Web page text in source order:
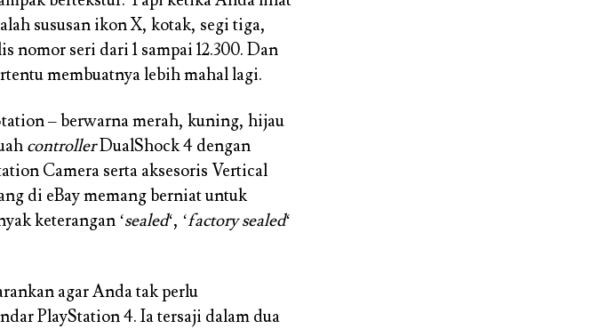
sususan ikon X, kotak, segi tiga,
seri dari 1 sampai 12.300. Dan
membuatnya lebih mahal lagi.
– berwarna merah, kuning, hijau
controllerDualShock 4 dengan
Camera serta aksesoris Vertical
di eBay memang berniat untuk
keterangan ‘sealed‘, ‘factory sealed‘
agar Anda tak perlu
PlayStation 4. Ia tersaji dalam dua